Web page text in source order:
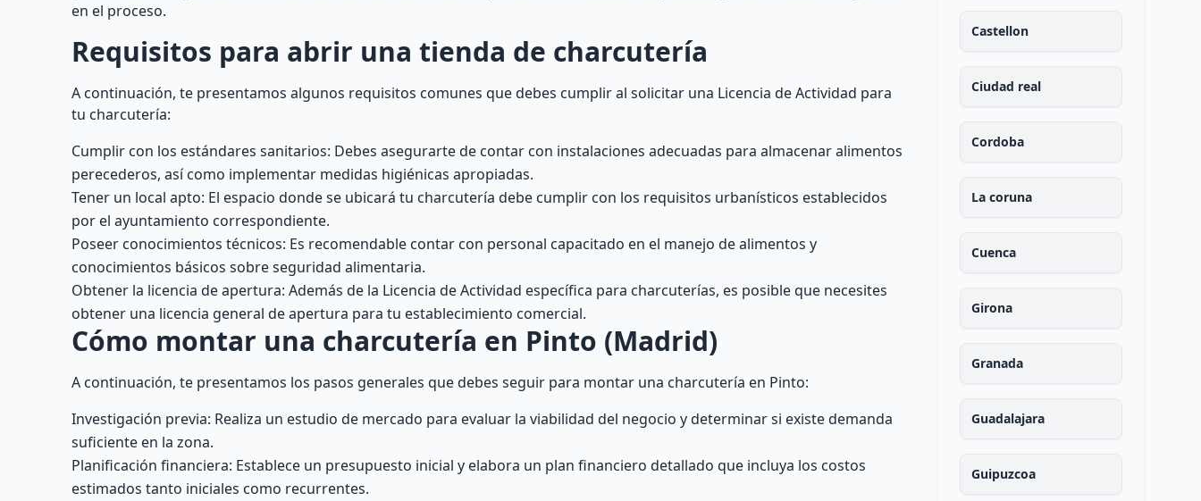
en el proceso.
Requisitos para abrir una tienda de charcutería
A continuación, te presentamos algunos requisitos comunes que debes cumplir al solicitar una Licencia de Actividad para
tu charcutería:
Cumplir con los estándares sanitarios: Debes asegurarte de contar con instalaciones adecuadas para almacenar alimentos
perecederos, así como implementar medidas higiénicas apropiadas.
Tener un local apto: El espacio donde se ubicará tu charcutería debe cumplir con los requisitos urbanísticos establecidos
por el ayuntamiento correspondiente.
Poseer conocimientos técnicos: Es recomendable contar con personal capacitado en el manejo de alimentos y
conocimientos básicos sobre seguridad alimentaria.
Obtener la licencia de apertura: Además de la Licencia de Actividad específica para charcuterías, es posible que necesites
obtener una licencia general de apertura para tu establecimiento comercial.
Cómo montar una charcutería en Pinto (Madrid)
A continuación, te presentamos los pasos generales que debes seguir para montar una charcutería en Pinto:
Investigación previa: Realiza un estudio de mercado para evaluar la viabilidad del negocio y determinar si existe demanda
suficiente en la zona.
Planificación financiera: Establece un presupuesto inicial y elabora un plan financiero detallado que incluya los costos
estimados tanto iniciales como recurrentes.
Castellon
Ciudad real
Cordoba
La coruna
Cuenca
Girona
Granada
Guadalajara
Guipuzcoa